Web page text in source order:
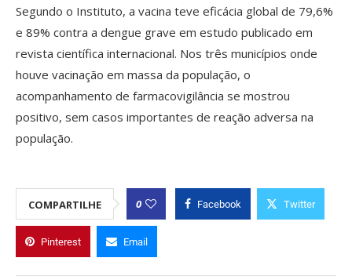
Segundo o Instituto, a vacina teve eficácia global de 79,6%
e 89% contra a dengue grave em estudo publicado em
revista científica internacional. Nos três municípios onde
houve vacinação em massa da população, o
acompanhamento de farmacovigilância se mostrou
positivo, sem casos importantes de reação adversa na
população.
COMPARTILHE 0 Facebook Twitter
Pinterest Email